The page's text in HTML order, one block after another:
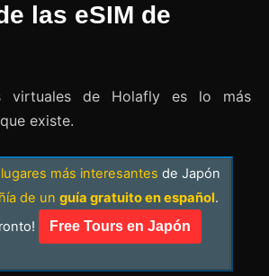
las eSIM de
virtuales de Holafly es lo más
existe.
más interesantes de Japón
de unguía gratuito en español.
Free Tours en Japón